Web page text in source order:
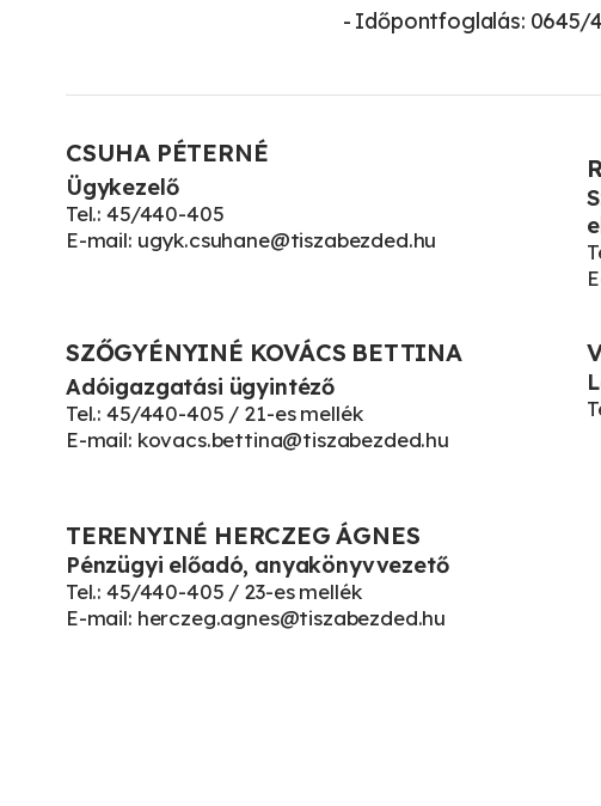
- Időpontfoglalás: 0645/
CSUHA PÉTERNÉ
Ügykezelő
Tel.: 45/440-405
E-mail: ugyk.csuhane@tiszabezded.hu
SZŐGYÉNYINÉ KOVÁCS BETTINA
Adóigazgatási ügyintéző
Tel.: 45/440-405 / 21-es mellék
E-mail: kovacs.bettina@tiszabezded.hu
TERENYINÉ HERCZEG ÁGNES
Pénzügyi előadó, anyakönyvvezető
Tel.: 45/440-405 / 23-es mellék
E-mail: herczeg.agnes@tiszabezded.hu